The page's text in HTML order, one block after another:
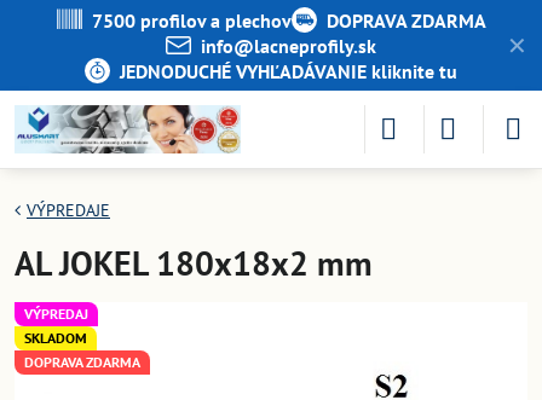
✕
7500 profilov a plechov
DOPRAVA ZDARMA
info​@lacneprofily​.sk
JEDNODUCHÉ VYHĽADÁVANIE kliknite tu
VÝPREDAJ
SKLADOM
DOPRAVA ZDARMA
VÝPREDAJE
AL JOKEL 180x18x2 mm